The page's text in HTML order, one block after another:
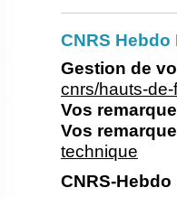
CNRS
Gestion de
cnrs/hauts-
Vos
Vos
technique
CNRS-